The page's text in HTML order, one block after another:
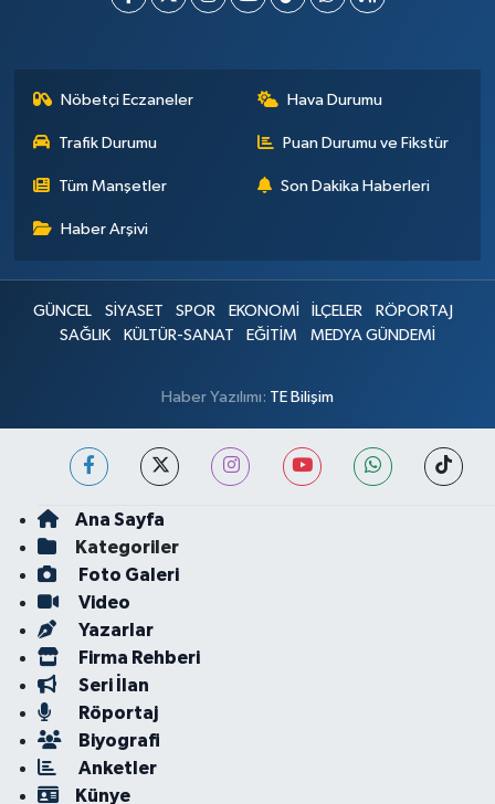
Nöbetçi Eczaneler Hava Durumu
Trafik Durumu Puan Durumu ve Fikstür
Tüm Manşetler Son Dakika Haberleri
Haber Arşivi
GÜNCEL SİYASET SPOR EKONOMİ İLÇELER
RÖPORTAJ
SAĞLIK
KÜLTÜR-SANAT EĞİTİM MEDYA GÜNDEMİ
Haber Yazılımı: TE Bilişim
Ana Sayfa
Kategoriler
Foto Galeri
Video
Yazarlar
Firma Rehberi
Seri İlan
Röportaj
Biyografi
Anketler
Künye